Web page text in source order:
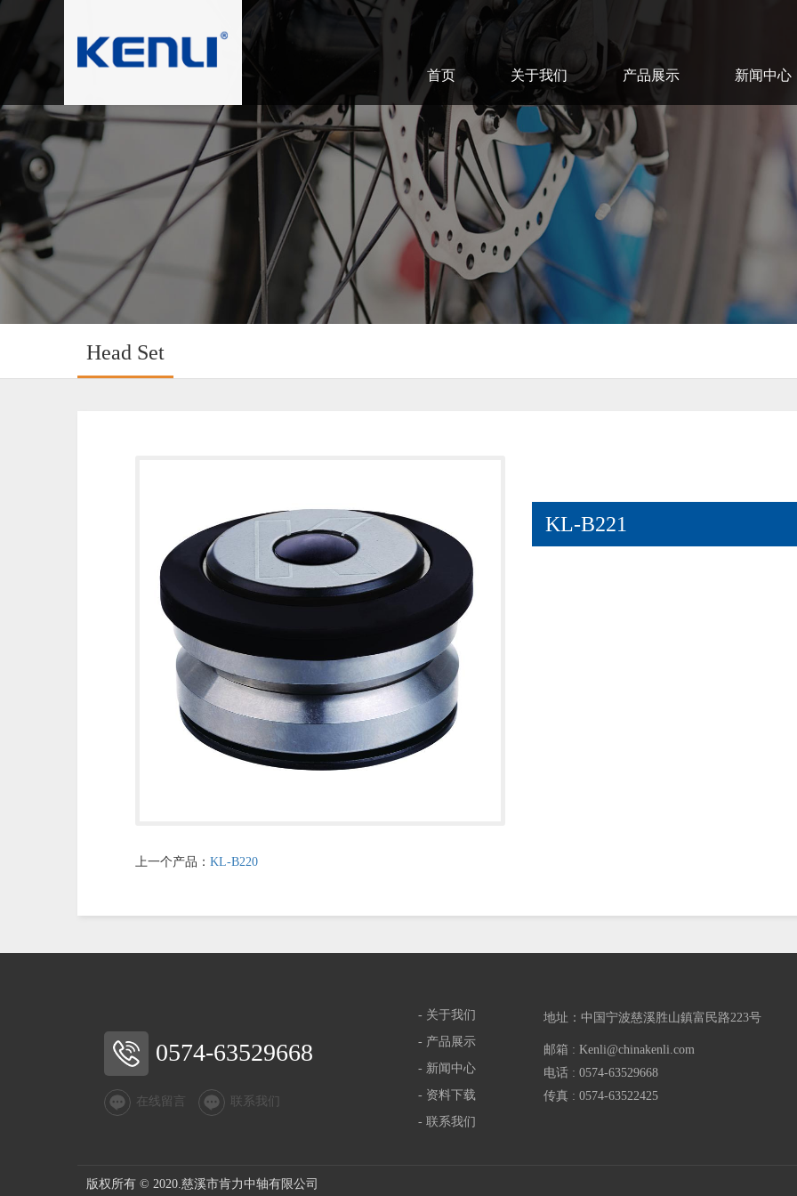
首页 关于我们 产品展示 新闻中心
Head Set
KL-B221
上一个产品： KL-B220
0574-63529668
在线留言 联系我们
- 关于我们
- 产品展示
- 新闻中心
- 资料下载
- 联系我们
地址：中国宁波慈溪胜山鎮富民路223号
邮箱 : Kenli@chinakenli.com
电话 : 0574-63529668
传真 : 0574-63522425
版权所有 © 2020.慈溪市肯力中轴有限公司